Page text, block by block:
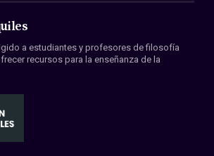
a estudiantes y profesores de filosofía
recursos para la enseñanza de la